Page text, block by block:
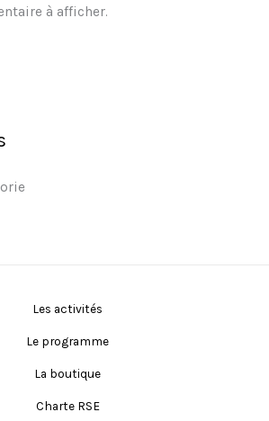
à afficher.
Les activités
Le programme
La boutique
Charte RSE